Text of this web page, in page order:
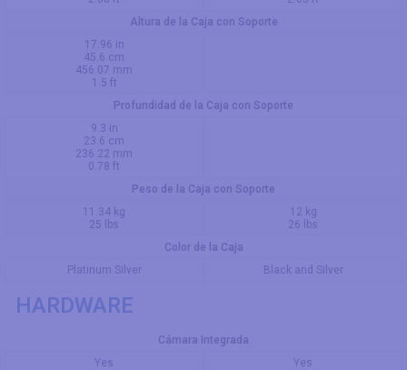
Altura de la Caja con Soporte
17.96 in
45.6 cm
456.07 mm
1.5 ft
Profundidad de la Caja con Soporte
9.3 in
23.6 cm
236.22 mm
0.78 ft
Peso de la Caja con Soporte
11.34 kg
25 lbs
12 kg
26 lbs
Color de la Caja
Platinum Silver
Black and Silver
HARDWARE
Cámara Integrada
Yes
Yes